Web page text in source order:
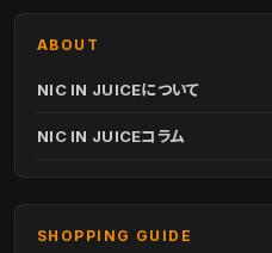
ABOUT
NIC IN JUICEについて
NIC IN JUICEコラム
SHOPPING GUIDE